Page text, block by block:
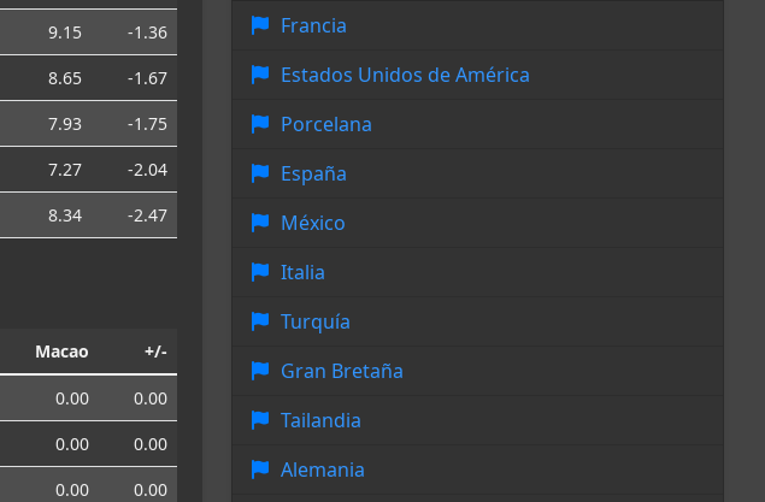
9.15
-1.36
8.65
-1.67
7.93
-1.75
7.27
-2.04
8.34 -2.47
Macao +/-
0.00
0.00
0.00
0.00
0.00
0.00
Francia
Estados Unidos de América
Porcelana
España
México
Italia
Turquía
Gran Bretaña
Tailandia
Alemania